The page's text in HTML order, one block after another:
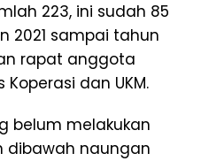
223, ini sudah 85
2021 sampai tahun
rapat anggota
dan UKM.
belum melakukan
naungan